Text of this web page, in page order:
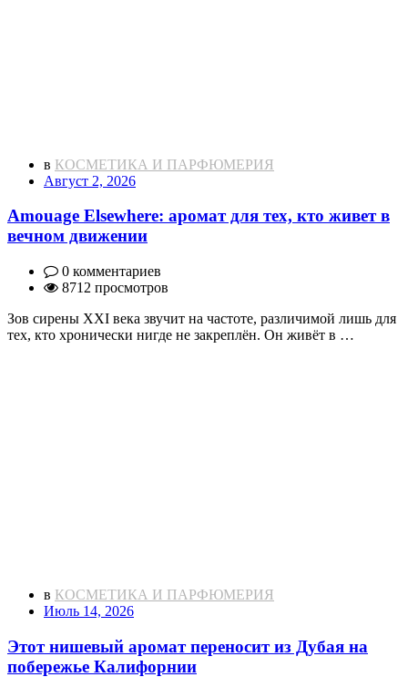
в КОСМЕТИКА И ПАРФЮМЕРИЯ
Август 2, 2026
Amouage Elsewhere: аромат для тех, кто живет в
вечном движении
0 комментариев
8712 просмотров
Зов сирены XXI века звучит на частоте, различимой лишь для
тех, кто хронически нигде не закреплён. Он живёт в …
в КОСМЕТИКА И ПАРФЮМЕРИЯ
Июль 14, 2026
Этот нишевый аромат переносит из Дубая на
побережье Калифорнии